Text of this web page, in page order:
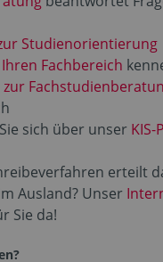
Studienorientierung
Ihren Fachbereich
zur
sich über unser KIS-
erteilt
Ausland? Unser
Sie da!